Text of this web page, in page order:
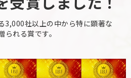
3,000社以上の中から特に顕著な
れる賞です。